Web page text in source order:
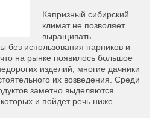
Капризный сибирский
климат не позволяет
выращивать
без использования парников и
на рынке появилось большое
изделий, многие дачники
их возведения. Среди
заметно выделяются
и пойдет речь ниже.